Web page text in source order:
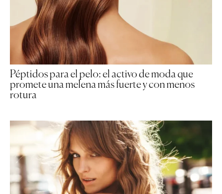
Péptidos para el pelo: el activo de moda que
promete una melena más fuerte y con menos
rotura